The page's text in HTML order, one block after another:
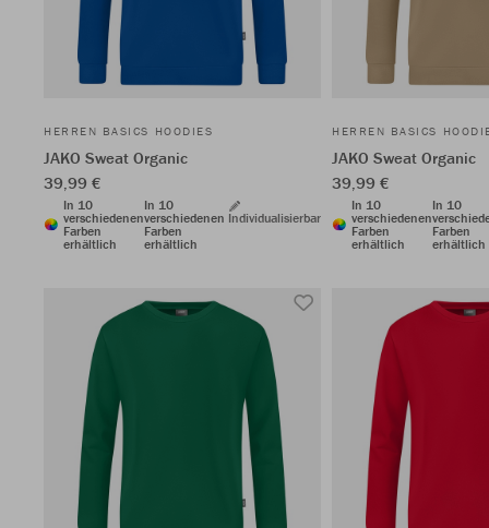
HERREN BASICS HOODIES
JAKO Sweat Organic
39,99 €
In 10
verschiedenen
Farben
erhältlich
In 10
verschiedenen
Farben
erhältlich
Individualisierbar
HERREN BASICS
JAKO Sweat Organic
39,99 €
In 10
verschiedenen
Farben
erhältlich
In 10
Farben
erhältlich